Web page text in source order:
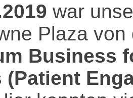
war
Plaza
Business
(Patient